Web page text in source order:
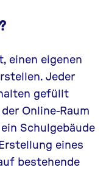
?
einen eigenen
Jeder
gefüllt
Online-Raum
Schulgebäude
eines
bestehende